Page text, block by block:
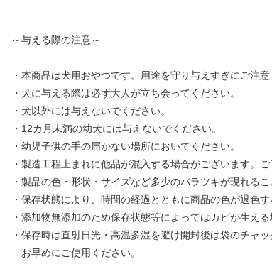
～与える際の注意～
・本商品は犬用おやつです。用途を守り与えすぎにご注意
・犬に与える際は必ず大人が立ち会ってください。
・犬以外には与えないでください。
・12カ月未満の幼犬には与えないでください。
・幼児子供の手の届かない場所においてください。
・製造工程上まれに他品が混入する場合がございます。ご
・製品の色・形状・サイズなど多少のバラツキが現れる
・保存状態により、時間の経過とともに商品の色が退色
・添加物無添加のため保存状態等によってはカビが生える
・保存時は直射日光・高温多湿を避け開封後は袋のチャ
お早めにご使用ください。